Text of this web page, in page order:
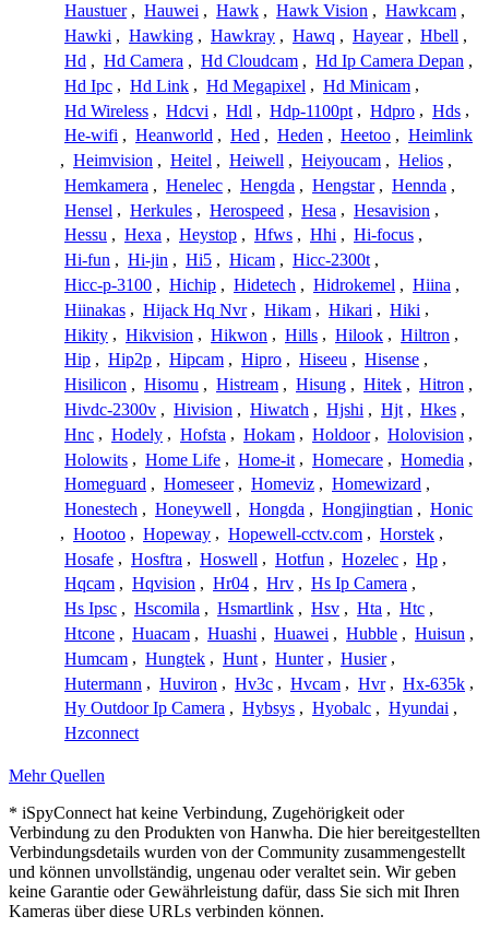
Haustuer , Hauwei , Hawk , Hawk Vision , Hawkcam ,
Hawki , Hawking , Hawkray , Hawq , Hayear , Hbell ,
Hd , Hd Camera , Hd Cloudcam , Hd Ip Camera Depan ,
Hd Ipc , Hd Link , Hd Megapixel , Hd Minicam ,
Hd Wireless , Hdcvi , Hdl , Hdp-1100pt , Hdpro , Hds ,
He-wifi , Heanworld , Hed , Heden , Heetoo , Heimlink
, Heimvision , Heitel , Heiwell , Heiyoucam , Helios ,
Hemkamera , Henelec , Hengda , Hengstar , Hennda ,
Hensel , Herkules , Herospeed , Hesa , Hesavision ,
Hessu , Hexa , Heystop , Hfws , Hhi , Hi-focus ,
Hi-fun , Hi-jin , Hi5 , Hicam , Hicc-2300t ,
Hicc-p-3100 , Hichip , Hidetech , Hidrokemel , Hiina ,
Hiinakas , Hijack Hq Nvr , Hikam , Hikari , Hiki ,
Hikity , Hikvision , Hikwon , Hills , Hilook , Hiltron ,
Hip , Hip2p , Hipcam , Hipro , Hiseeu , Hisense ,
Hisilicon , Hisomu , Histream , Hisung , Hitek , Hitron ,
Hivdc-2300v , Hivision , Hiwatch , Hjshi , Hjt , Hkes ,
Hnc , Hodely , Hofsta , Hokam , Holdoor , Holovision ,
Holowits , Home Life , Home-it , Homecare , Homedia ,
Homeguard , Homeseer , Homeviz , Homewizard ,
Honestech , Honeywell , Hongda , Hongjingtian , Honic
, Hootoo , Hopeway , Hopewell-cctv.com , Horstek ,
Hosafe , Hosftra , Hoswell , Hotfun , Hozelec , Hp ,
Hqcam , Hqvision , Hr04 , Hrv , Hs Ip Camera ,
Hs Ipsc , Hscomila , Hsmartlink , Hsv , Hta , Htc ,
Htcone , Huacam , Huashi , Huawei , Hubble , Huisun ,
Humcam , Hungtek , Hunt , Hunter , Husier ,
Hutermann , Huviron , Hv3c , Hvcam , Hvr , Hx-635k ,
Hy Outdoor Ip Camera , Hybsys , Hyobalc , Hyundai ,
Hzconnect
Mehr Quellen
* iSpyConnect hat keine Verbindung, Zugehörigkeit oder
Verbindung zu den Produkten von Hanwha. Die hier bereitgestellten
Verbindungsdetails wurden von der Community zusammengestellt
und können unvollständig, ungenau oder veraltet sein. Wir geben
keine Garantie oder Gewährleistung dafür, dass Sie sich mit Ihren
Kameras über diese URLs verbinden können.